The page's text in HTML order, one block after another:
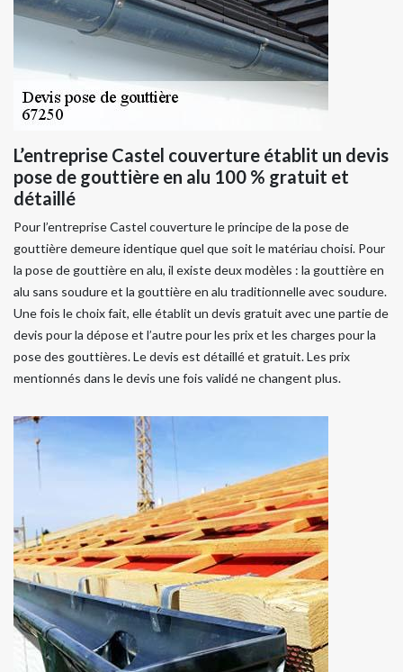
L’entreprise Castel couverture établit un devis
pose de gouttière en alu 100 % gratuit et
détaillé
Pour l’entreprise Castel couverture le principe de la pose de
gouttière demeure identique quel que soit le matériau choisi. Pour
la pose de gouttière en alu, il existe deux modèles : la gouttière en
alu sans soudure et la gouttière en alu traditionnelle avec soudure.
Une fois le choix fait, elle établit un devis gratuit avec une partie de
devis pour la dépose et l’autre pour les prix et les charges pour la
pose des gouttières. Le devis est détaillé et gratuit. Les prix
mentionnés dans le devis une fois validé ne changent plus.